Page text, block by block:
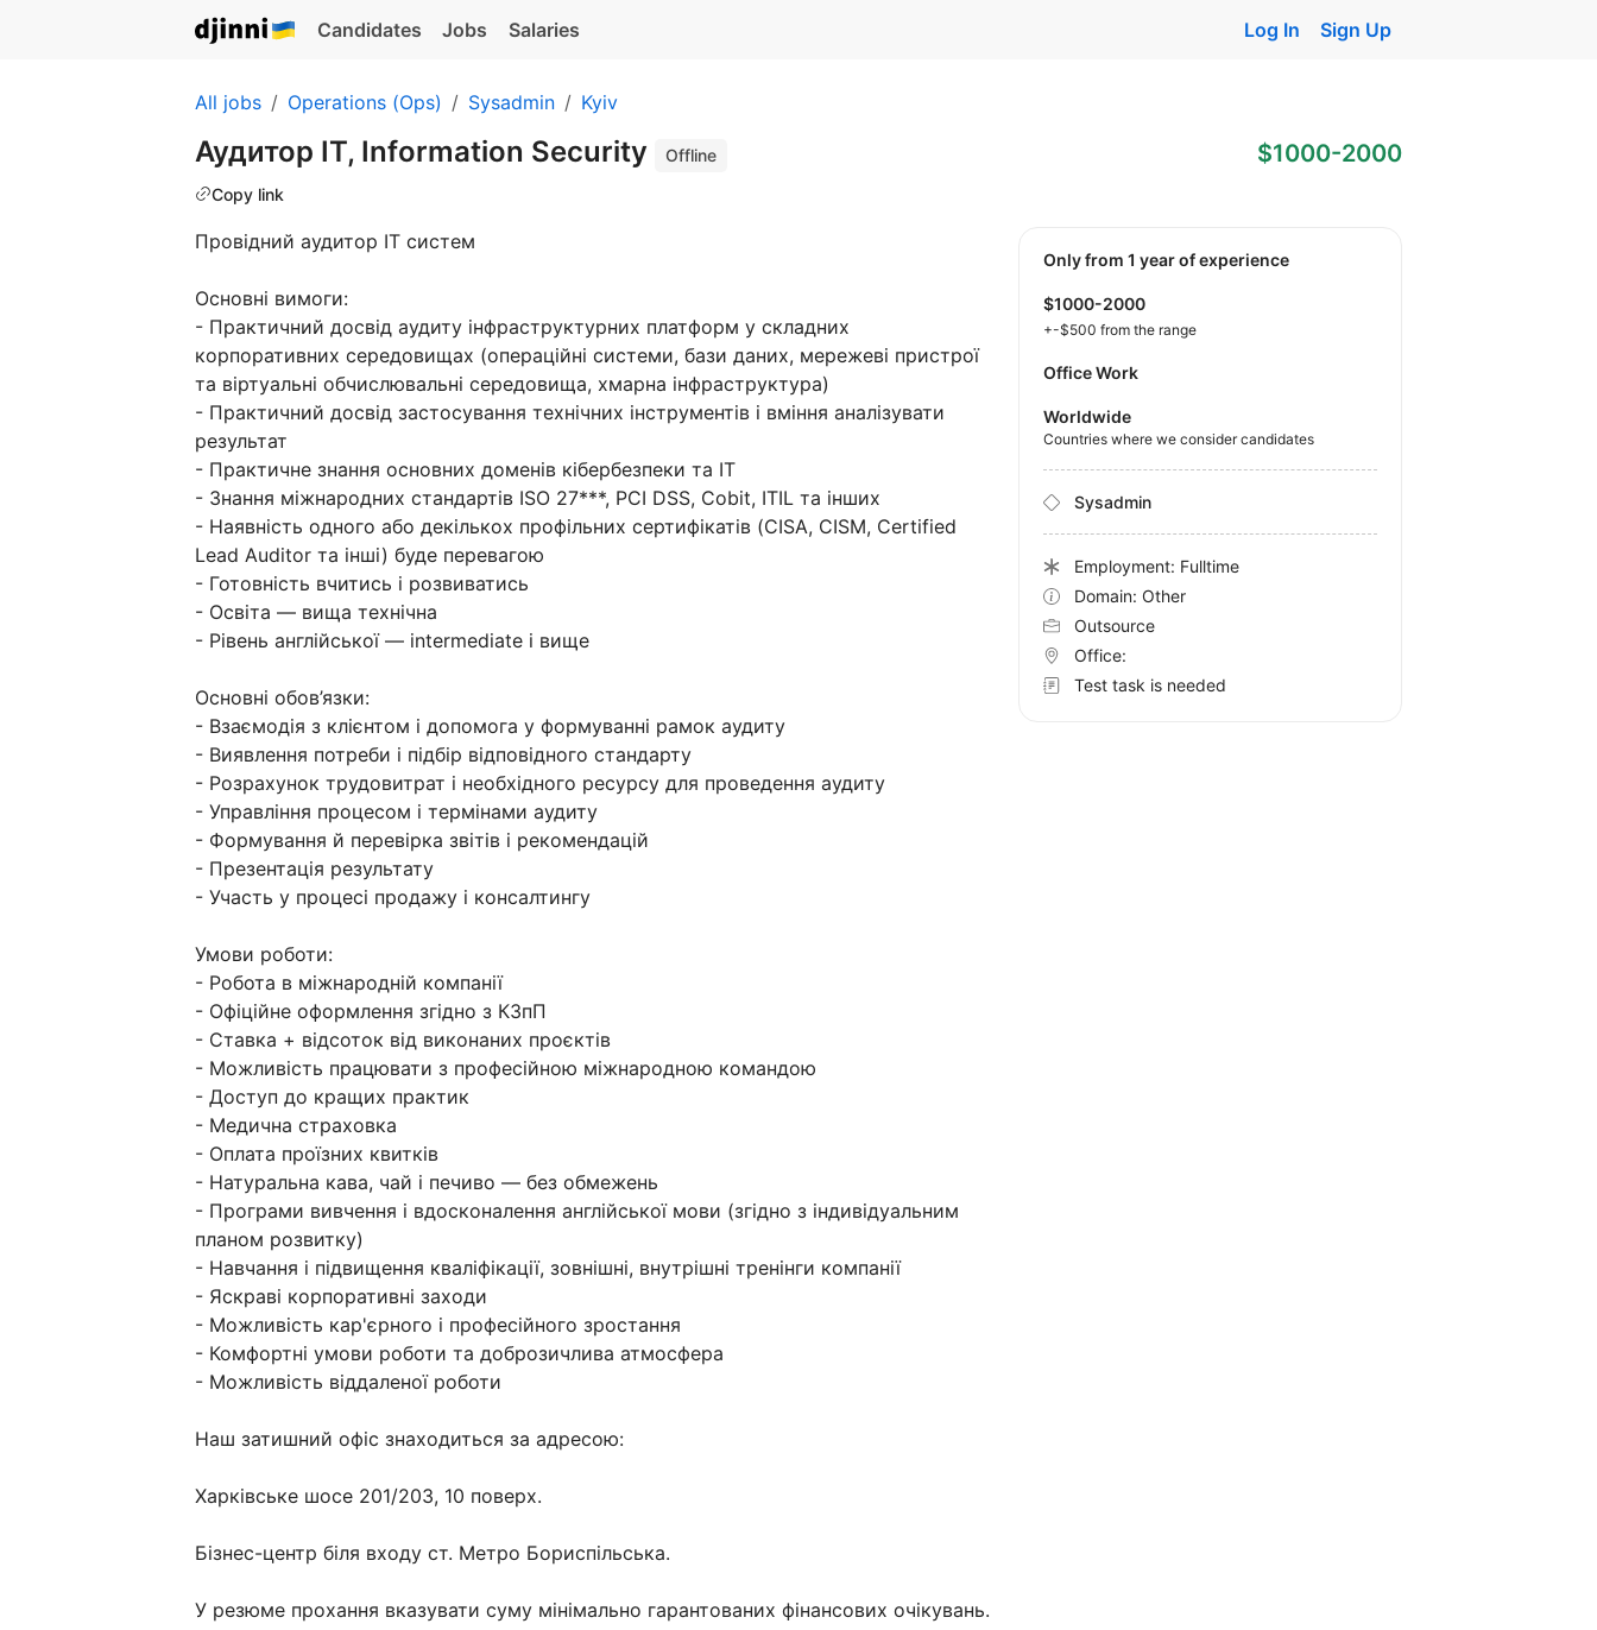
Candidates Jobs Salaries Log In Sign Up
All jobs Operations (Ops) Sysadmin Kyiv
Аудитор ІТ, Information Security
Offline
Copy link
$1000-2000
Провідний аудитор ІТ систем
Основні вимоги:
- Практичний досвід аудиту інфраструктурних платформ у складних
корпоративних середовищах (операційні системи, бази даних, мережеві пристрої
та віртуальні обчислювальні середовища, хмарна інфраструктура)
- Практичний досвід застосування технічних інструментів і вміння аналізувати
результат
- Практичне знання основних доменів кібербезпеки та ІТ
- Знання міжнародних стандартів ISO 27***, PCI DSS, Cobit, ITIL та інших
- Наявність одного або декількох профільних сертифікатів (CISA, CISM, Certified
Lead Auditor та інші) буде перевагою
- Готовність вчитись і розвиватись
- Освіта — вища технічна
- Рівень англійської — intermediate і вище
Основні обов’язки:
- Взаємодія з клієнтом і допомога у формуванні рамок аудиту
- Виявлення потреби і підбір відповідного стандарту
- Розрахунок трудовитрат і необхідного ресурсу для проведення аудиту
- Управління процесом і термінами аудиту
- Формування й перевірка звітів і рекомендацій
- Презентація результату
- Участь у процесі продажу і консалтингу
Умови роботи:
- Робота в міжнародній компанії
- Офіційне оформлення згідно з КЗпП
- Ставка + відсоток від виконаних проєктів
- Можливість працювати з професійною міжнародною командою
- Доступ до кращих практик
- Медична страховка
- Оплата проїзних квитків
- Натуральна кава, чай і печиво — без обмежень
- Програми вивчення і вдосконалення англійської мови (згідно з індивідуальним
планом розвитку)
- Навчання і підвищення кваліфікації, зовнішні, внутрішні тренінги компанії
- Яскраві корпоративні заходи
- Можливість кар'єрного і професійного зростання
- Комфортні умови роботи та доброзичлива атмосфера
- Можливість віддаленої роботи
Наш затишний офіс знаходиться за адресою:
Харківське шосе 201/203, 10 поверх.
Бізнес-центр біля входу ст. Метро Бориспільська.
У резюме прохання вказувати суму мінімально гарантованих фінансових очікувань.
Only from 1 year of experience
$1000-2000
+-$500 from the range
Office Work
Worldwide
Countries where we consider candidates
Sysadmin
Employment: Fulltime
Domain: Other
Outsource
Office:
Test task is needed